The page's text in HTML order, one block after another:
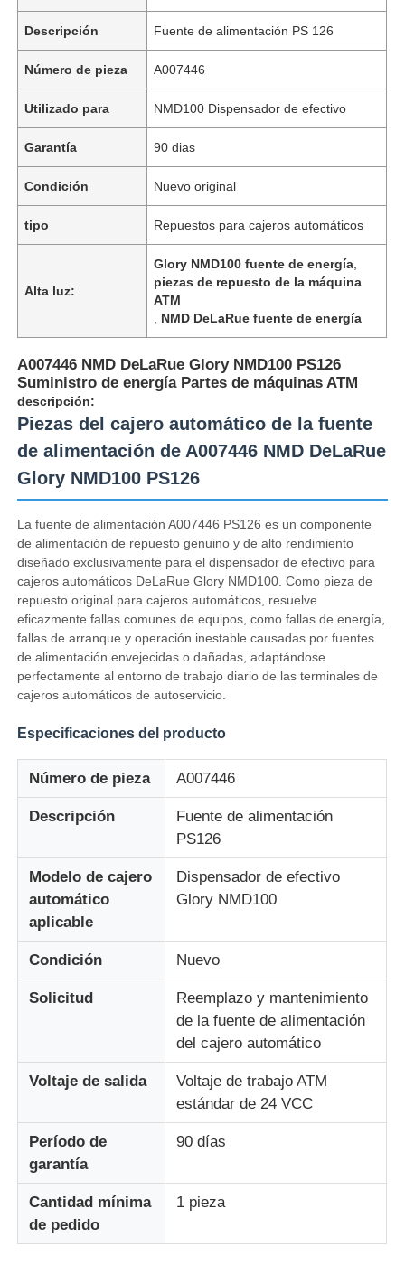
Inicio
Productos
Videos
Sobre nosotros
Visita a la fábrica
Contacto
noticias
Todos los casos
Descripción Fuente de alimentación PS 126
Número de pieza A007446
Utilizado para NMD100 Dispensador de efectivo
Garantía 90 dias
Condición Nuevo original
tipo Repuestos para cajeros automáticos
Alta luz:
Glory NMD100 fuente de energía
piezas de repuesto de la máquina
ATM
NMD DeLaRue fuente de energía
A007446 NMD DeLaRue Glory NMD100 PS126
Suministro de energía Partes de máquinas ATM
descripción:
Piezas del cajero automático de la fuente
de alimentación de A007446 NMD DeLaRue
Glory NMD100 PS126
La fuente de alimentación A007446 PS126 es un componente
de alimentación de repuesto genuino y de alto rendimiento
diseñado exclusivamente para el dispensador de efectivo para
cajeros automáticos DeLaRue Glory NMD100. Como pieza de
repuesto original para cajeros automáticos, resuelve
eficazmente fallas comunes de equipos, como fallas de energía,
fallas de arranque y operación inestable causadas por fuentes
de alimentación envejecidas o dañadas, adaptándose
perfectamente al entorno de trabajo diario de las terminales de
cajeros automáticos de autoservicio.
Especificaciones del producto
Número de pieza A007446
Descripción
Fuente de alimentación
PS126
Modelo de cajero
automático
aplicable
Dispensador de efectivo
Glory NMD100
Condición Nuevo
Solicitud
Reemplazo y mantenimiento
de la fuente de alimentación
del cajero automático
Voltaje de salida
Voltaje de trabajo ATM
estándar de 24 VCC
Período de
garantía
90 días
Cantidad mínima
de pedido
1 pieza